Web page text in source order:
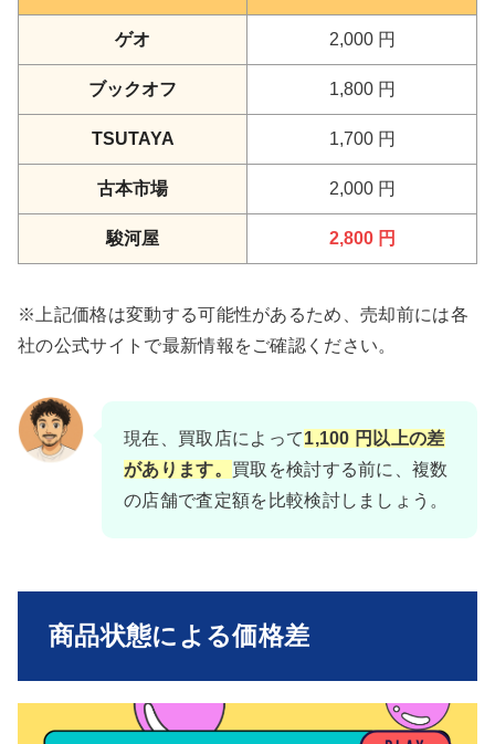
ゲオ 2,000 円
ブックオフ 1,800 円
TSUTAYA 1,700 円
古本市場 2,000 円
駿河屋 2,800 円
※上記価格は変動する可能性があるため、売却前には各
社の公式サイトで最新情報をご確認ください。
現在、買取店によって1,100 円以上の差
があります。 買取を検討する前に、複数
の店舗で査定額を比較検討しましょう。
商品状態による価格差